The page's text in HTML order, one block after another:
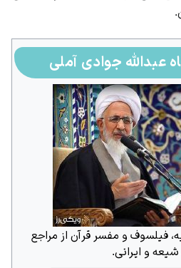
عبدالله جوادی آملی
فیلسوف و مفسر قرآن از مراجع
شیعه و ایرانی.